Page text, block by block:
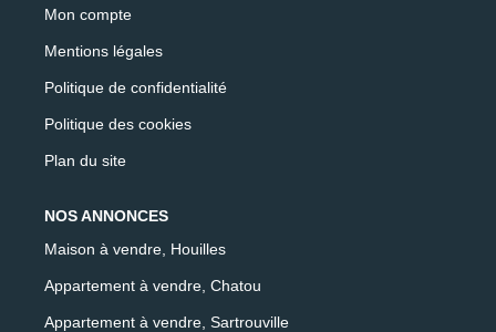
Mon compte
Mentions légales
Politique de confidentialité
Politique des cookies
Plan du site
NOS ANNONCES
Maison à vendre, Houilles
Appartement à vendre, Chatou
Appartement à vendre, Sartrouville